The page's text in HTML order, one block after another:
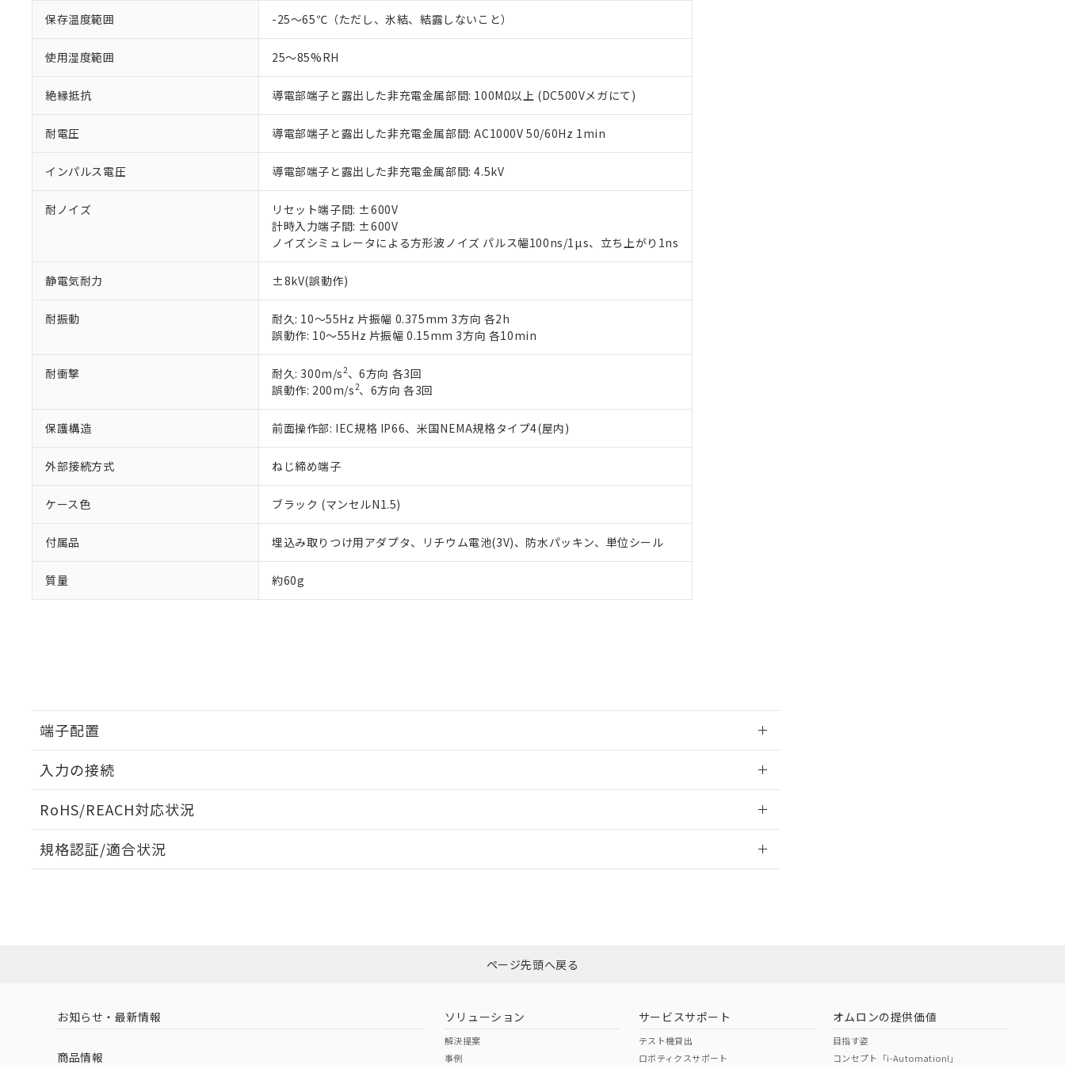
保存温度範囲 -25～65℃（ただし、氷結、結露しないこと）
使用湿度範囲 25～85%RH
絶縁抵抗 導電部端子と露出した非充電金属部間: 100MΩ以上 (DC500Vメガにて)
耐電圧 導電部端子と露出した非充電金属部間: AC1000V 50/60Hz 1min
インパルス電圧 導電部端子と露出した非充電金属部間: 4.5kV
耐ノイズ
リセット端子間: ±600V
計時入力端子間: ±600V
ノイズシミュレータによる方形波ノイズ パルス幅100ns/1µs、立ち上がり1ns
静電気耐力 ±8kV(誤動作)
耐振動
耐久: 10～55Hz 片振幅 0.375mm 3方向 各2h
誤動作: 10～55Hz 片振幅 0.15mm 3方向 各10min
耐衝撃 耐久: 300m/s2、6方向 各3回
誤動作: 200m/s2、6方向 各3回
保護構造 前面操作部: IEC規格 IP66、米国NEMA規格タイプ4(屋内)
外部接続方式 ねじ締め端子
ケース色 ブラック (マンセルN1.5)
付属品 埋込み取りつけ用アダプタ、リチウム電池(3V)、防水パッキン、単位シール
質量 約60g
端子配置
入力の接続
RoHS/REACH対応状況
EU RoHS 注意事項・凡例
ダウンロードはこちら
中国 RoHS 注意事項・凡例
規格認証/適合状況
（イギリス
（ノルウェー
（日本
（アメリカ
正式な納期状況および標準価格はお客様のお取引先、またはお客様担当のオムロン制御機器販売店・
当社販売員にご相談ください。
オムロン制御機器販売店や当社販売拠点は「
マイパーツ機能（部品リスト作成サービス）をご利用いただくには、I-Webメンバーズにご登録され
ている必要があります。
お客様が当ウェブサイト上で当社にご登録された部品リストについて、当社および当社の共同利用者
が、当社の製品・サービスに関するお客様との取引・商談に必要な範囲で利用することをご了承くだ
さい。
いる法人を指します。
※2 対応予定月
※3 非含有証明書ダウンロード
下記の非含有証明書をダウンロードすることができます。
EU RoHS指令（10物質）の非含有証明書
51物質の非含有証明書（当社基準）
※本証明書は発行日時点で非含有を証明するもので、過去に遡って非含有を証明するものではありません。
また、RoHS指令のフタル酸エステル類４物質の対応では、対応完了までの期間は出荷製品に未対応品が
既に当社にて対応品への在庫切替を完了していることから、特段のことがない限り、2022年1月12日よ
り割愛しております。
※2 環境保護使用期限
「ｅ」：有害物質（10物質）のすべてが基準値以下であることを示します。
「10」：通常の使用状況下において有害物質が外部に漏えいし、環境に深刻な影響を及ぼさない年数を意
「－」：未確認です。当社販売部門へお問い合わせください。
当社は貴社製品を、核兵器、ミサイル、化学兵器、生物兵器またはその他武器並びにこれらの製造装
置等に一切使用いたしません。
当社は、貴社製品を第三者に販売する場合は、上記1、2および3の内容を当該第三者に通知します。
また当社は、販売先および販売に係わる関係者が違法に輸出するおそれがある場合は、取り引きをい
合意する キャンセル
△ 一定数には満たないが在庫あり
－
在庫なし(最新の在庫状況については、お客様のお取引先、またはお客様担当のオムロン制御
機器販売店・当社販売員にご確認ください)
空
受注生産機種、また在庫状況の情報を公開していない機種
ページ先頭へ戻る
お知らせ・最新情報
商品情報
ソリューション
解決提案
事例
サービスサポート
テスト機貸出
ロボティクスサポート
オムロンの提供価値
目指す姿
コンセプト「i-Automation!」